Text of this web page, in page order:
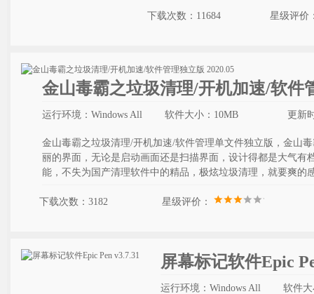
下载次数：11684 星级评价
金山毒霸之垃圾清理/开机加速/软件
运行环境：Windows All 软件大小：10MB 更新
金山毒霸之垃圾清理/开机加速/软件管理单文件独立版，金山
丽的界面，无论是启动画面还是扫描界面，设计得都是大气有
能，不失为国产清理软件中的精品，极炫垃圾清理，就要爽的
下载次数：3182 星级评价：
屏幕标记软件Epic
运行环境：Windows All 软件